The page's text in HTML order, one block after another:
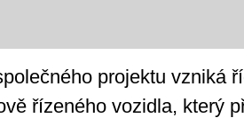
projektu vzniká
řízeného vozidla, který